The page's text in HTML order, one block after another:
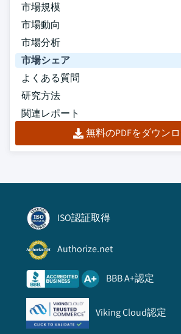
市場規模
市場動向
市場分析
市場シェア
よくある質問
研究方法
関連レポート
無料のPDFをダウン
ISO認証取得
Authorize.net
BBB A+認定
Viking Cloud認定